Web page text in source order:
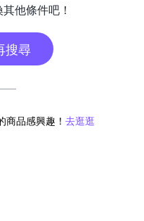
他條件吧！
搜尋
品感興趣！ 去逛逛